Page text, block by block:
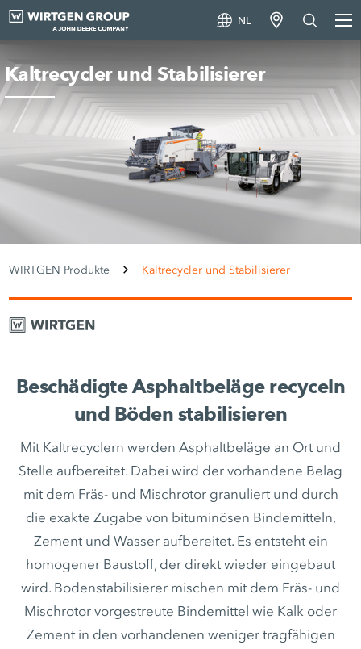
NL
Kaltrecycler und Stabilisierer
WIRTGEN Produkte Kaltrecycler und Stabilisierer
Beschädigte Asphaltbeläge recyceln
und Böden stabilisieren
Mit Kaltrecyclern werden Asphaltbeläge an Ort und
Stelle aufbereitet. Dabei wird der vorhandene Belag
mit dem Fräs- und Mischrotor granuliert und durch
die exakte Zugabe von bituminösen Bindemitteln,
Zement und Wasser aufbereitet. Es entsteht ein
homogener Baustoff, der direkt wieder eingebaut
wird. Bodenstabilisierer mischen mit dem Fräs- und
Mischrotor vorgestreute Bindemittel wie Kalk oder
Zement in den vorhandenen weniger tragfähigen